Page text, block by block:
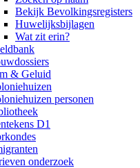
Bekijk Bevolkingsregisters
Huwelijksbijlagen
Wat zit erin?
& Geluid
personen
D1
onderzoek